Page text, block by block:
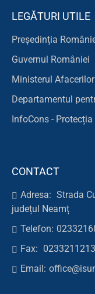
LEGĂTURI UTILE
Președinția
Guvernul României
Ministerul
Departamentul
InfoCons -
CONTACT
Adresa: Strada
județul Neamț
Telefon:
Fax: 0233211213
Email: